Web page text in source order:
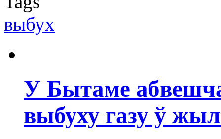
выбух
У Бытаме
выбуху газу ў